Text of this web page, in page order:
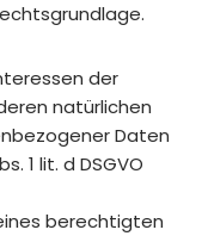
der
natürlichen
Daten
1 lit. d DSGVO
berechtigten